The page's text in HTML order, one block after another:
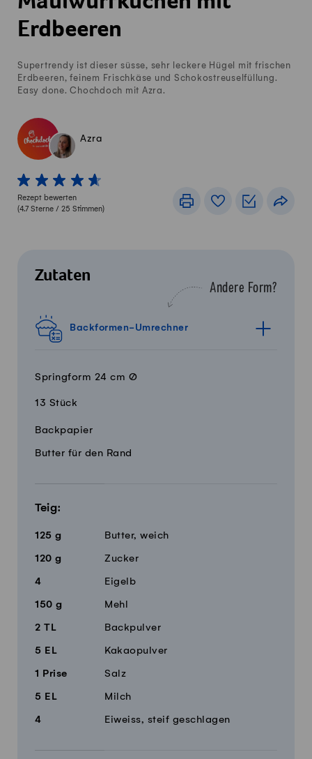
Erdbeeren
Supertrendy ist dieser süsse, sehr leckere Hügel mit frischen
Erdbeeren, feinem Frischkäse und Schokostreuselfüllung.
Easy done. Chochdoch mit Azra.
Azra
1 von 5 Sterne
2 von 5 Sterne
3 von 5 Sterne
4 von 5 Sterne
5 von 5 Sterne
Rezept bewerten
(4.7 Sterne / 25 Stimmen)
DruckenRezeptbuch
Zutaten
Andere Form?
Backformen-Umrechner
Springform 24 cm Ø
13 Stück
MengeZutaten
Backpapier
Butter für den Rand
Teig:
125 g Butter, weich
120 g Zucker
4 Eigelb
150 g Mehl
2 TL Backpulver
5 EL Kakaopulver
1 Prise Salz
5 EL Milch
4 Eiweiss, steif geschlagen